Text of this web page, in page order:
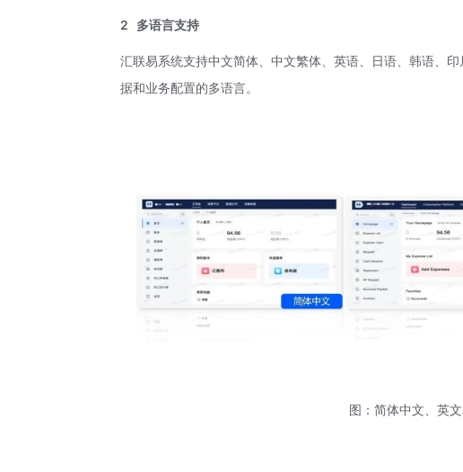
2 多语言支持
汇联易系统支持中文简体、中文繁体、英语、日语、韩语、
据和业务配置的多语言。
图：简体中文、英